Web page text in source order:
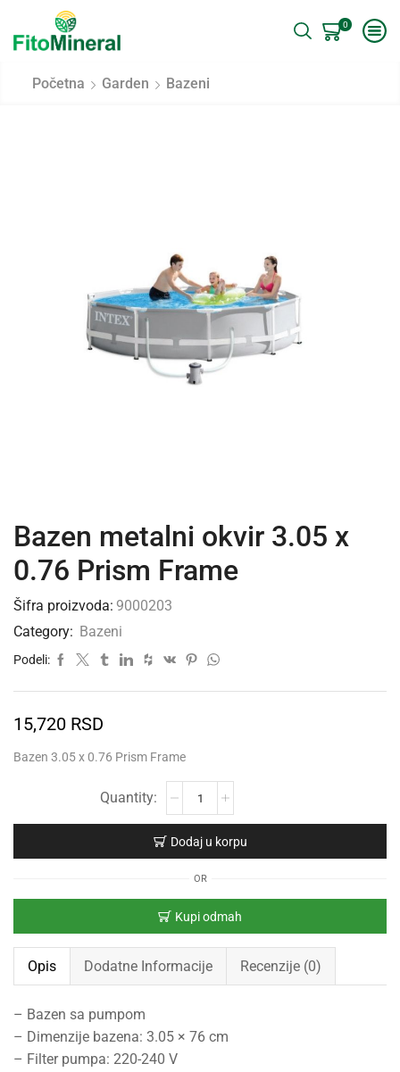
0
Početna Garden Bazeni
Bazen metalni okvir 3.05 x
0.76 Prism Frame
Šifra proizvoda: 9000203
Category: Bazeni
Podeli:
15,720 RSD
Bazen 3.05 x 0.76 Prism Frame
Dodaj u korpu
OR
Kupi odmah
Opis Dodatne Informacije Recenzije (0)
– Bazen sa pumpom
– Dimenzije bazena: 3.05 × 76 cm
– Filter pumpa: 220-240 V